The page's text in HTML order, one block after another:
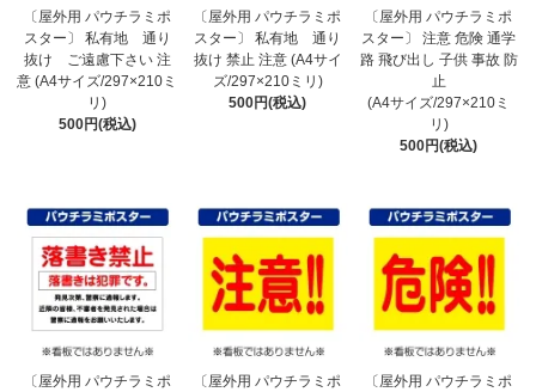
〔屋外用 パウチラミポ
スター〕 私有地 通り
抜け ご遠慮下さい 注
意 (A4サイズ/297×210ミ
リ)
500円(税込)
〔屋外用 パウチラミポ
スター〕 私有地 通り
抜け 禁止 注意 (A4サイ
ズ/297×210ミリ)
500円(税込)
〔屋外用 パウチラミポ
スター〕 注意 危険 通学
路 飛び出し 子供 事故 防
止
(A4サイズ/297×210ミ
リ)
500円(税込)
〔屋外用 パウチラミポ
〔屋外用 パウチラミポ
〔屋外用 パウチラミポ